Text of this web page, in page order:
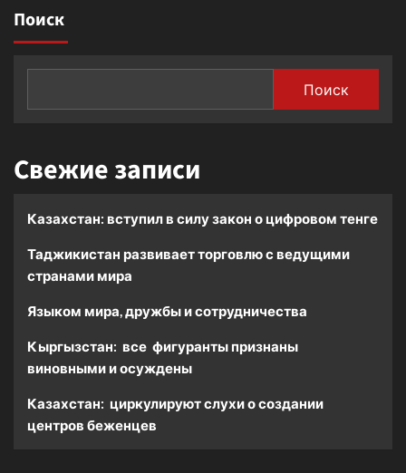
Поиск
Поиск
Свежие записи
Казахстан: вступил в силу закон о цифровом тенге
Таджикистан развивает торговлю с ведущими
странами мира
Языком мира, дружбы и сотрудничества
Кыргызстан: все фигуранты признаны
виновными и осуждены
Казахстан: циркулируют слухи о создании
центров беженцев